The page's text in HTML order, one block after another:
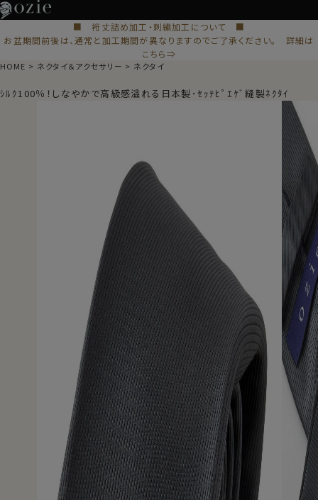
■ 裄丈詰め加工・刺繍加工について ■
お盆期間前後は、通常と加工期間が異なりますのでご了承ください。 詳細は
こちら⇒
HOME ネクタイ＆アクセサリー ネクタイ
ｼﾙｸ100％！しなやかで高級感溢れる日本製･ｾｯﾃﾋﾟｴｹﾞ縫製ﾈｸﾀｲ